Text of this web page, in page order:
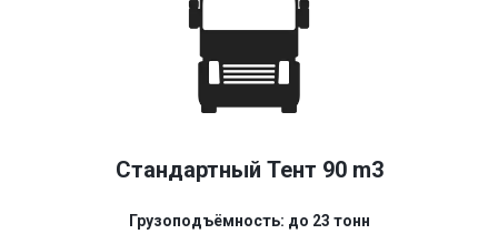
Стандартный Тент 90 m3
Грузоподъёмность: до 23 тонн